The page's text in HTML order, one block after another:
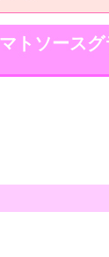
トソース